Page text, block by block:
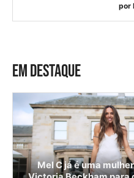
por
EM DESTAQUE
Mel C já é uma